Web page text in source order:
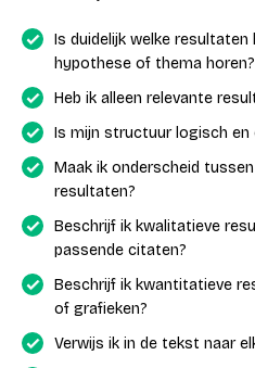
Is duidelijk welke resultaten
hypothese of thema horen?
Heb ik alleen relevante
Is mijn structuur logisch en
Maak ik onderscheid
resultaten?
Beschrijf ik kwalitatieve
passende citaten?
Beschrijf ik kwantitatieve
of grafieken?
Verwijs ik in de tekst naar